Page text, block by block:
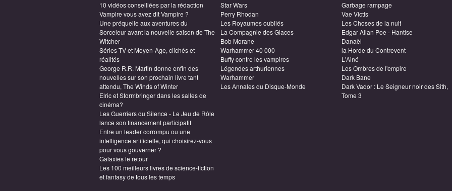
10 vidéos conseillées par la rédaction
Vampire vous avez dit Vampire ?
Une préquelle aux aventures du
Sorceleur avant la nouvelle saison de The
Witcher
Séries TV et Moyen-Age, clichés et
réalités
George R.R. Martin donne enfin des
nouvelles sur son prochain livre tant
attendu, The Winds of Winter
Elric et Stormbringer dans les salles de
cinéma?
Les Guerriers du Silence - Le Jeu de Rôle
lance son financement participatif
Entre un leader corrompu ou une
intelligence artificielle, qui choisirez-vous
pour vous gouverner ?
Galaxies le retour
Les 100 meilleurs livres de science-fiction
et fantasy de tous les temps
Star Wars
Perry Rhodan
Les Royaumes oubliés
La Compagnie des Glaces
Bob Morane
Warhammer 40 000
Buffy contre les vampires
Légendes arthuriennes
Warhammer
Les Annales du Disque-Monde
Garbage rampage
Vae Victis
Les Choses de la nuit
Edgar Allan Poe - Hantise
Danaël
la Horde du Contrevent
L'Ainé
Les Ombres de l'empire
Dark Bane
Dark Vador : Le Seigneur noir des Sith,
Tome 3